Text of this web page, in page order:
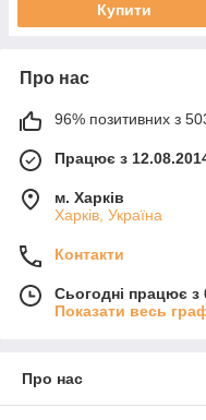
Купити
Про нас
96% позитивних з 503
Працює з
м. Харків
Харків, Україна
Контакти
Сьогодні працює з
Показати весь
Про нас